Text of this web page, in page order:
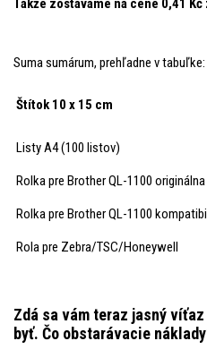
Takže zostávame na cene 0,41
Suma sumárum, prehľadne v tabuľke:
Štítok 10 x 15 cm
Listy A4 (100 listov)
Rolka pre Brother QL-1100 originálna
Rolka pre Brother QL-1100
Rola pre Zebra/TSC/Honeywell
Zdá sa vám teraz jasný
byť. Čo obstarávacie